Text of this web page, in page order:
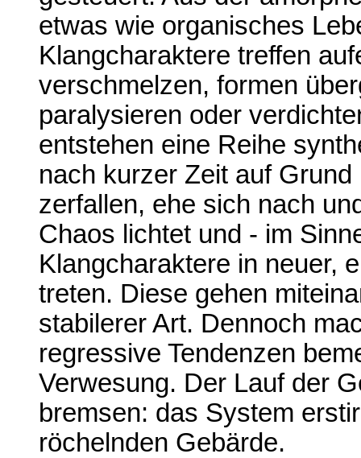
etwas wie organisches
Klangcharaktere treffen
verschmelzen, formen
paralysieren oder
entstehen eine Reihe
nach kurzer Zeit auf
zerfallen, ehe sich nach
Chaos lichtet und - im
Klangcharaktere in neuer,
treten. Diese gehen
stabilerer Art. Dennoch
regressive Tendenzen
Verwesung. Der Lauf der
bremsen: das System
röchelnden Gebärde.